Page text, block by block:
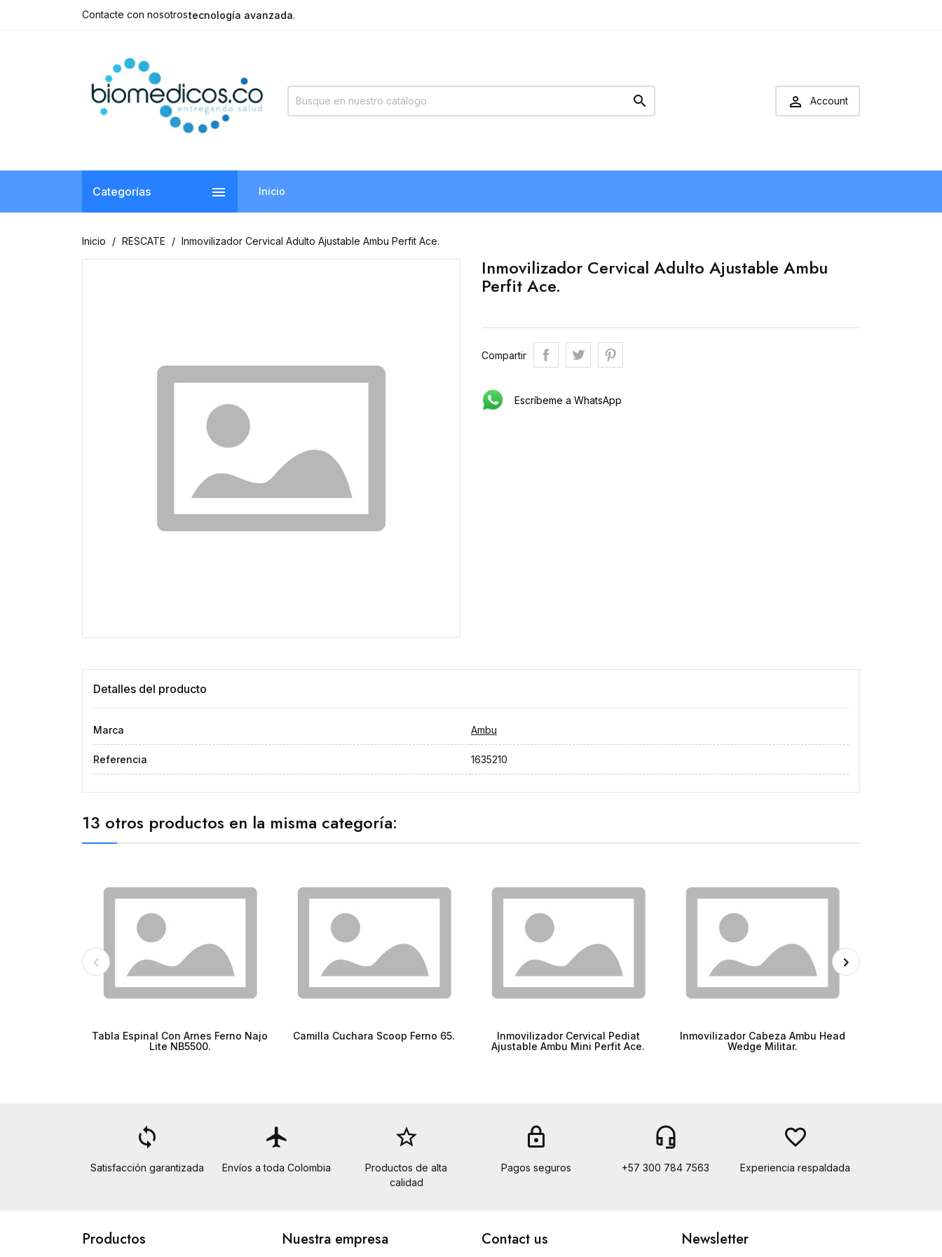
Contacte con nosotrostecnología avanzada.
  Account
Categorías  Inicio
Inicio RESCATE Inmovilizador Cervical Adulto Ajustable Ambu Perfit Ace.
Inmovilizador Cervical Adulto Ajustable Ambu
Perfit Ace.
Compartir
Escríbeme a WhatsApp
Detalles del producto
Marca Ambu
Referencia 1635210
13 otros productos en la misma categoría:
Tabla Espinal Con Arnes Ferno Najo
Lite NB5500.
Camilla Cuchara Scoop Ferno 65.
Inmovilizador Cervical Pediat
Ajustable Ambu Mini Perfit Ace.
Inmovilizador Cabeza Ambu Head
Wedge Militar.
loop
Satisfacción garantizada
flight
Envíos a toda Colombia
star_border
Productos de alta
calidad
lock
Pagos seguros
headset_mic
+57 300 784 7563
favorite_border
Experiencia respaldada
Productos Nuestra empresa Contact us Newsletter